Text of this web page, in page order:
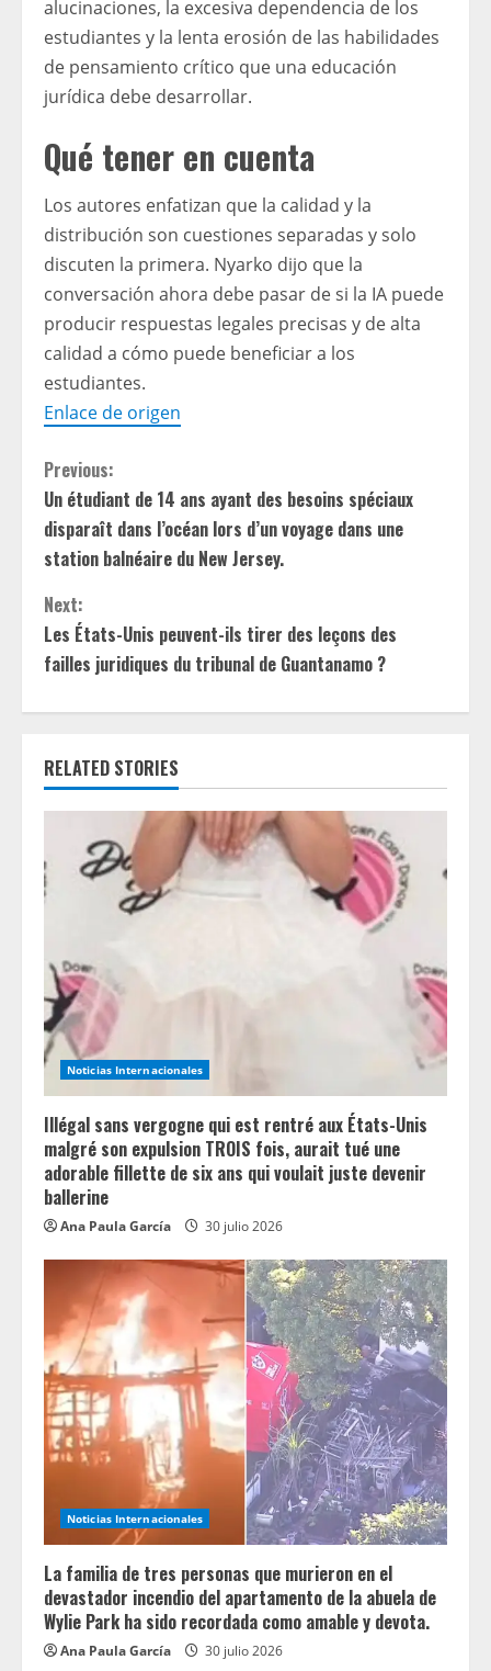
alucinaciones, la excesiva dependencia de los
estudiantes y la lenta erosión de las habilidades
de pensamiento crítico que una educación
jurídica debe desarrollar.
Qué tener en cuenta
Los autores enfatizan que la calidad y la
distribución son cuestiones separadas y solo
discuten la primera. Nyarko dijo que la
conversación ahora debe pasar de si la IA puede
producir respuestas legales precisas y de alta
calidad a cómo puede beneficiar a los
estudiantes.
Enlace de origen
C
o
n
t
i
n
u
e
e
d
i
n
g
Previous:
Un étudiant de 14 ans ayant des besoins spéciaux
disparaît dans l’océan lors d’un voyage dans une
station balnéaire du New Jersey.
Next:
Les États-Unis peuvent-ils tirer des leçons des
failles juridiques du tribunal de Guantanamo ?
RELATED STORIES
Noticias Internacionales
Illégal sans vergogne qui est rentré aux États-Unis
malgré son expulsion TROIS fois, aurait tué une
adorable fillette de six ans qui voulait juste devenir
ballerine
Ana Paula García 30 julio 2026
Noticias Internacionales
La familia de tres personas que murieron en el
devastador incendio del apartamento de la abuela de
Wylie Park ha sido recordada como amable y devota.
Ana Paula García 30 julio 2026